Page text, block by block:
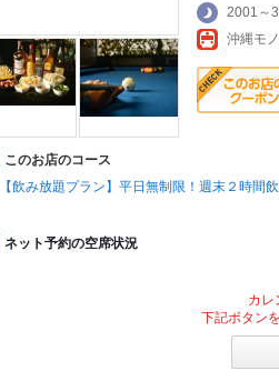
2001～
沖縄モ
このお店のコース
【飲み放題プラン】平日無制限！週末２時間飲
ネット予約の空席状況
カレ
下記ボタン